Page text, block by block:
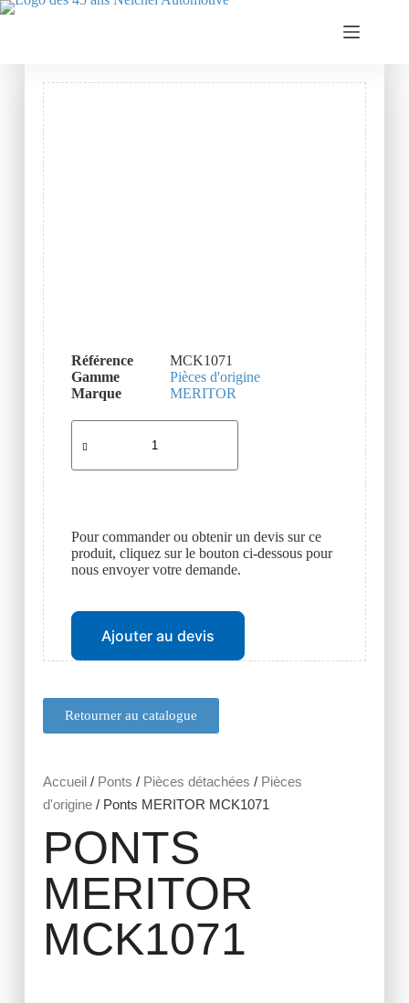
Retourner au catalogue
Accueil/ Ponts / Pièces détachées / Pièces
d'origine/ Ponts MERITOR MCK1071
PONTS
MERITOR
MCK1071
Référence
MCK1071
Gamme
Pièces d'origine
Marque
MERITOR
Pour commander ou obtenir un devis sur ce
produit, cliquez sur le bouton ci-dessous pour
nous envoyer votre demande.
Ajouter au devis